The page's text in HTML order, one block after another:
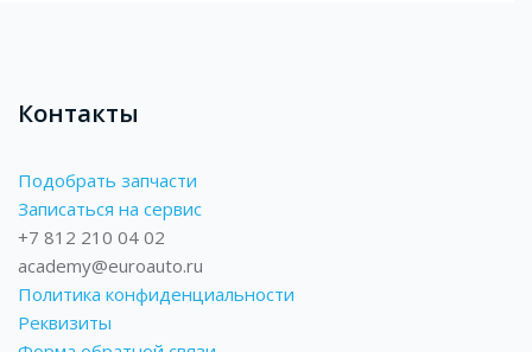
Контакты
Подобрать запчасти
Записаться на сервис
+7 812 210 04 02
academy@euroauto.ru
Политика конфиденциальности
Реквизиты